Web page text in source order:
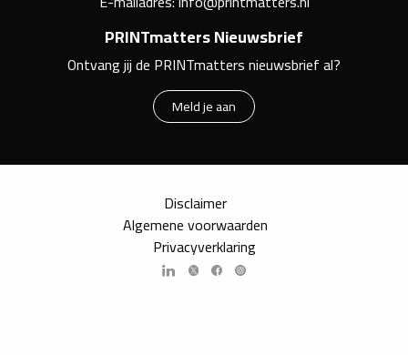
PRINTmatters Nieuwsbrief
Ontvang jij de PRINTmatters nieuwsbrief al?
Meld je aan
Disclaimer
Algemene voorwaarden
Privacyverklaring